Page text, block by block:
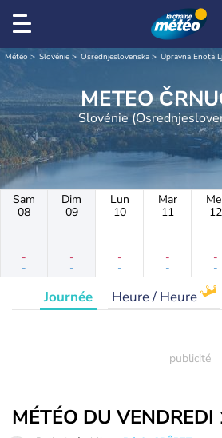
Météo Slovénie Osrednjeslovenska Upravna Enota
METEO
Slovénie
Sam
08
-
-
Dim
09
-
-
Lun
10
-
-
Mar
11
-
-
12
-
-
Journée Heure / Heure
MÉTÉO DU